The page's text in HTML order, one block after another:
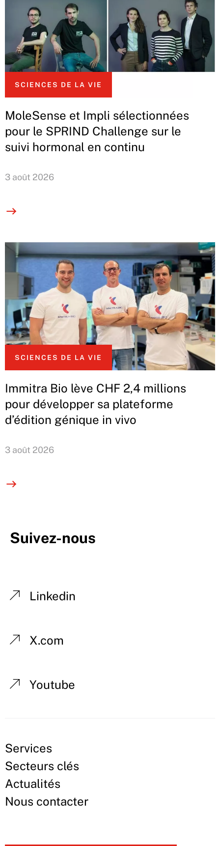
SCIENCES DE LA VIE
MoleSense et Impli sélectionnées
pour le SPRIND Challenge sur le
suivi hormonal en continu
3 août 2026
SCIENCES DE LA VIE
Immitra Bio lève CHF 2,4 millions
pour développer sa plateforme
d’édition génique in vivo
3 août 2026
Suivez-nous
Linkedin
X.com
Youtube
Services
Secteurs clés
Actualités
Nous contacter